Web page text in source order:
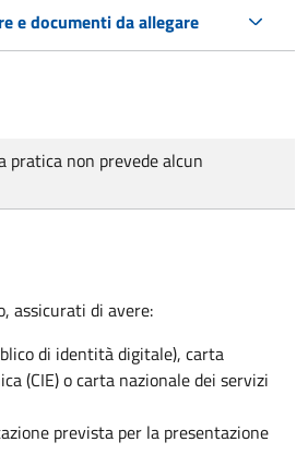
e documenti da allegare
pratica non prevede alcun
assicurati di avere:
di identità digitale), carta
(CIE) o carta nazionale dei servizi
prevista per la presentazione